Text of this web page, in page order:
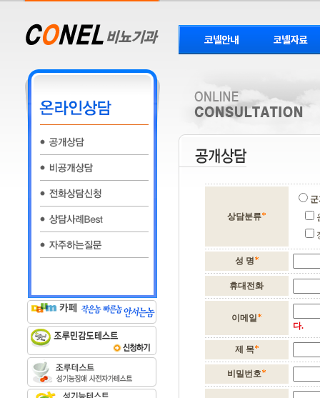
상담분류
성 명
휴대전화
이메일
다.
제 목
비밀번호